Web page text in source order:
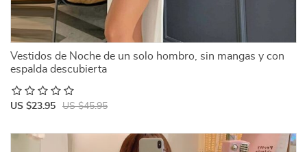
Vestidos de Noche de un solo hombro, sin mangas y con
espalda descubierta
US $23.95 US $45.95